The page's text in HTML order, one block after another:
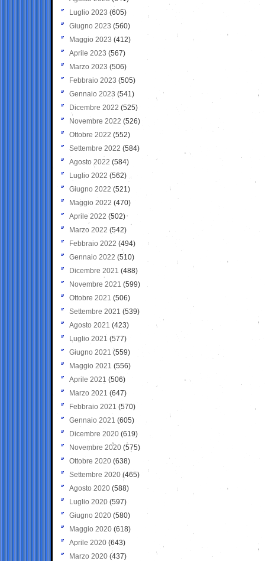
Luglio 2023 (605)
Giugno 2023 (560)
Maggio 2023 (412)
Aprile 2023 (567)
Marzo 2023 (506)
Febbraio 2023 (505)
Gennaio 2023 (541)
Dicembre 2022 (525)
Novembre 2022 (526)
Ottobre 2022 (552)
Settembre 2022 (584)
Agosto 2022 (584)
Luglio 2022 (562)
Giugno 2022 (521)
Maggio 2022 (470)
Aprile 2022 (502)
Marzo 2022 (542)
Febbraio 2022 (494)
Gennaio 2022 (510)
Dicembre 2021 (488)
Novembre 2021 (599)
Ottobre 2021 (506)
Settembre 2021 (539)
Agosto 2021 (423)
Luglio 2021 (577)
Giugno 2021(559)
Maggio 2021 (556)
Aprile 2021 (506)
Marzo 2021 (647)
Febbraio 2021 (570)
Gennaio 2021 (605)
Dicembre 2020 (619)
Novembre 2020 (575)
Ottobre 2020 (638)
Settembre 2020(465)
Agosto 2020 (588)
Luglio 2020 (597)
Giugno 2020 (580)
Maggio 2020 (618)
Aprile 2020 (643)
Marzo 2020 (437)